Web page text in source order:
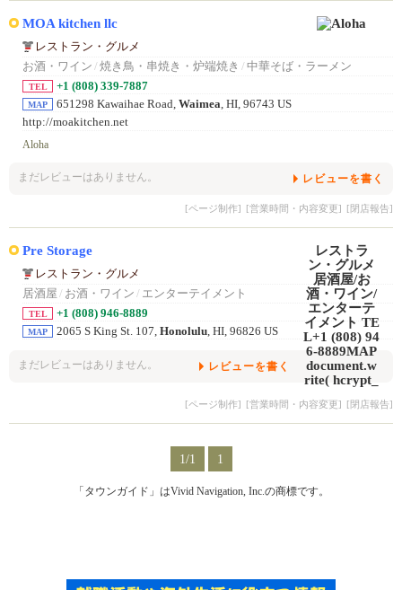
MOA kitchen llc
レストラン・グルメ
お酒・ワイン / 焼き鳥・串焼き・炉端焼き / 中華そば・ラーメン
TEL +1 (808) 339-7887
MAP 651298 Kawaihae Road, Waimea, HI, 96743 US
http://moakitchen.net
Aloha
まだレビューはありません。 レビューを書く
[ページ制作] [営業時間・内容変更] [閉店報告]
Pre Storage
レストラン・グルメ
居酒屋 / お酒・ワイン / エンターテイメント
TEL +1 (808) 946-8889
MAP 2065 S King St. 107, Honolulu, HI, 96826 US
まだレビューはありません。 レビューを書く
[ページ制作] [営業時間・内容変更] [閉店報告]
1/1 1
「タウンガイド」はVivid Navigation, Inc.の商標です。